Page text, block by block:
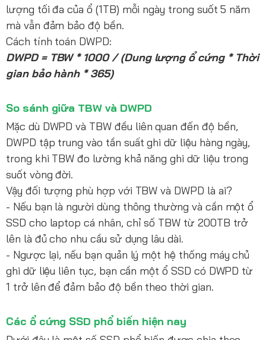
lượng tối đa của ổ (1TB) mỗi ngày trong suốt 5 năm
mà vẫn đảm bảo độ bền.
Cách tính toán DWPD:
DWPD = TBW * 1000 / (Dung lượng ổ cứng * Thời
gian bảo hành * 365)
So sánh giữa TBW và DWPD
Mặc dù DWPD và TBW đều liên quan đến độ bền,
DWPD tập trung vào tần suất ghi dữ liệu hàng ngày,
trong khi TBW đo lường khả năng ghi dữ liệu trong
suốt vòng đời.
Vậy đối tượng phù hợp với TBW và DWPD là ai?
- Nếu bạn là người dùng thông thường và cần một ổ
SSD cho laptop cá nhân, chỉ số TBW từ 200TB trở
lên là đủ cho nhu cầu sử dụng lâu dài.
- Ngược lại, nếu bạn quản lý một hệ thống máy chủ
ghi dữ liệu liên tục, bạn cần một ổ SSD có DWPD từ
1 trở lên để đảm bảo độ bền theo thời gian.
Các ổ cứng SSD phổ biến hiện nay